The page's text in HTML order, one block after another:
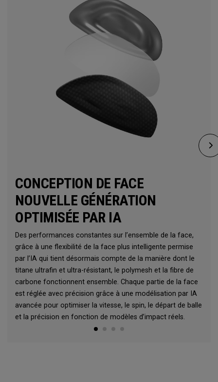
CONCEPTION DE FACE
NOUVELLE GÉNÉRATION
OPTIMISÉE PAR IA
Des performances constantes sur l’ensemble de la face,
grâce à une flexibilité de la face plus intelligente permise
par l’IA qui tient désormais compte de la manière dont le
titane ultrafin et ultra-résistant, le polymesh et la fibre de
carbone fonctionnent ensemble. Chaque partie de la face
est réglée avec précision grâce à une modélisation par IA
avancée pour optimiser la vitesse, le spin, le départ de balle
et la précision en fonction de modèles d’impact réels.